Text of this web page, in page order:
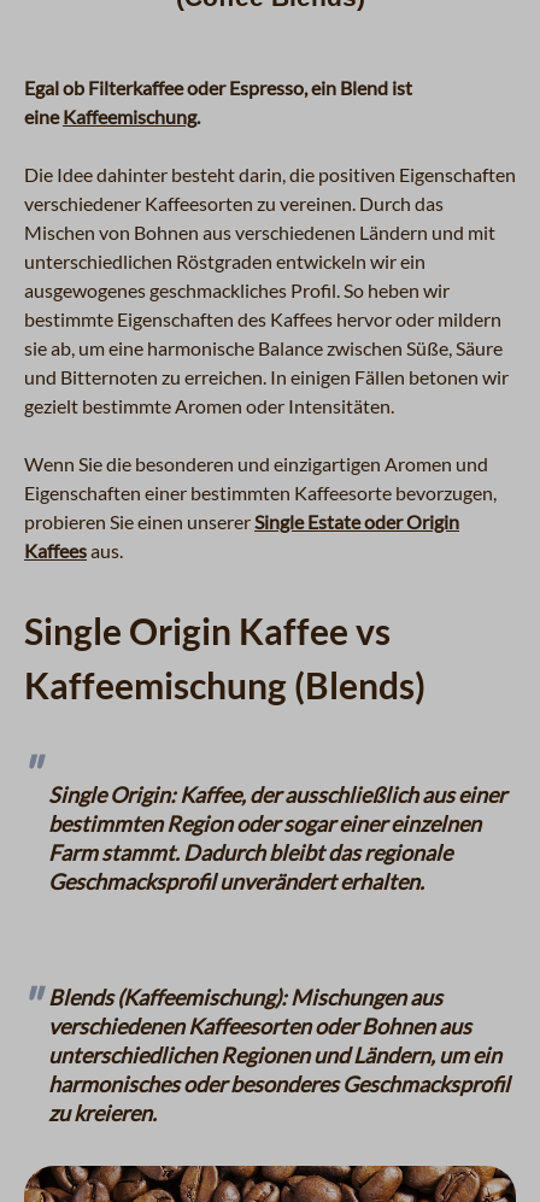
Egal ob Filterkaffee oder Espresso, ein Blend ist
eineKaffeemischung.
Die Idee dahinter besteht darin, die positiven Eigenschaften
verschiedener Kaffeesorten zu vereinen. Durch das
Mischen von Bohnen aus verschiedenen Ländern und mit
unterschiedlichen Röstgraden entwickeln wir ein
ausgewogenes geschmackliches Profil. So heben wir
bestimmte Eigenschaften des Kaffees hervor oder mildern
sie ab, um eine harmonische Balance zwischen Süße, Säure
und Bitternoten zu erreichen. In einigen Fällen betonen wir
gezielt bestimmte Aromen oder Intensitäten.
Wenn Sie die besonderen und einzigartigen Aromen und
Eigenschaften einer bestimmten Kaffeesorte bevorzugen,
probieren Sie einen unsererSingle Estate oder Origin
Kaffeesaus.
Single Origin Kaffee vs
Kaffeemischung (Blends)
Single Origin: Kaffee, der ausschließlich aus einer
bestimmten Region oder sogar einer einzelnen
Farm stammt. Dadurch bleibt das regionale
Geschmacksprofil unverändert erhalten.
Blends (Kaffeemischung): Mischungen aus
verschiedenen Kaffeesorten oder Bohnen aus
unterschiedlichen Regionen und Ländern, um ein
harmonisches oder besonderes Geschmacksprofil
zu kreieren.